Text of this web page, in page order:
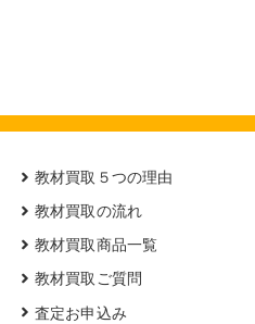
教材買取５つの理由
教材買取の流れ
教材買取商品一覧
教材買取ご質問
査定お申込み